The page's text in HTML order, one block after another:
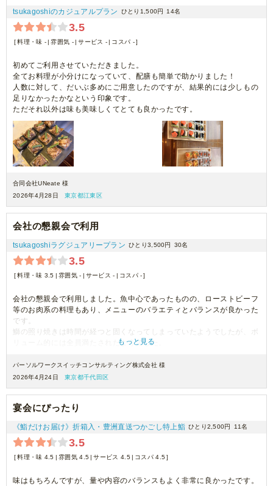
tsukagoshiのカジュアルプラン ひとり1,500円 14名
3.5
料理・味 - 雰囲気 - サービス - コスパ -
初めてご利用させていただきました。
全てお料理が小分けになっていて、配膳も簡単で助かりました！
人数に対して、だいぶ多めにご用意したのですが、結果的には少しもの
足りなかったかなという印象です。
ただそれ以外は味も美味しくてとても良かったです。
合同会社UNeate 様
2026年4月28日
東京都江東区
会社の懇親会で利用
tsukagoshiラグジュアリープラン ひとり3,500円 30名
3.5
料理・味 3.5 雰囲気 - サービス - コスパ -
会社の懇親会で利用しました。魚中心であったものの、ローストビーフ
等のお肉系の料理もあり、メニューのバラエティとバランスが良かった
です。
鰤の照り焼きは時間が経つと固くなってしまっていたようでしたが、ボ
リューム的には全員満たされたようでした。
もっと見る
パーソルワークスイッチコンサルティング株式会社 様
2026年4月24日
東京都千代田区
宴会にぴったり
《鮨だけお届け》折箱入・豊洲直送つかごし特上鮨 ひとり2,500円 11名
3.5
料理・味 4.5 雰囲気 4.5 サービス 4.5 コスパ 4.5
味はもちろんですが、量や内容のバランスもよく非常に良かったです。